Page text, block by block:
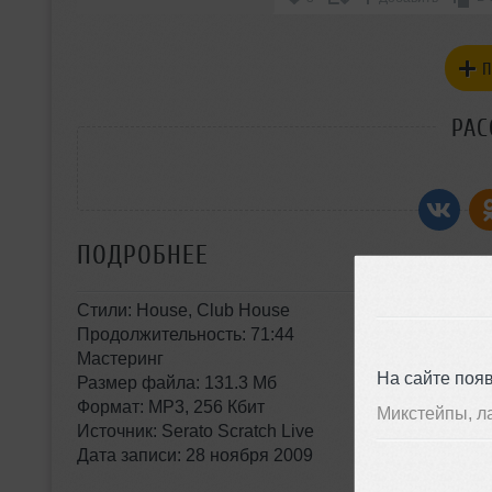
На сайте
Микстейпы,
ПОДРОБНЕЕ
Стили: House, Club House
Продолжительность: 71:44
Мастеринг
Размер файла: 131.3 Мб
Формат: MP3, 256 Кбит
Источник: Serato Scratch Live
Дата записи: 28 ноября 2009